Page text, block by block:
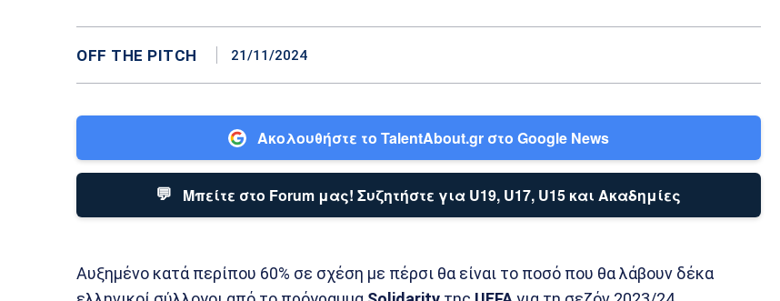
OFF THE PITCH 21/11/2024
Ακολουθήστε το TalentAbout.gr στο Google News
💬 Μπείτε στο Forum μας! Συζητήστε για U19, U17, U15 και Ακαδημίες
Αυξημένο κατά περίπου 60% σε σχέση με πέρσι θα είναι το ποσό που θα λάβουν δέκα